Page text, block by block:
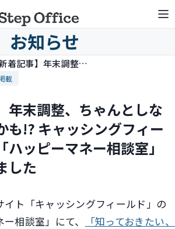
お知らせ
【新着記事】年末調整、ちゃんとしないと損するかも!? キャッシングフィールドの連載「ハッピーマネー相談室」が掲載されました
載
年末調整、ちゃんとしな
も!? キャッシングフィー
ハッピーマネー相談室」
した
イト「キャッシングフィールド」の
相談室」にて、
「知っておきたい、